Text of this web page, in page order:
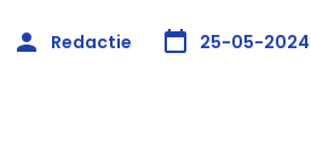
Redactie 25-05-2024